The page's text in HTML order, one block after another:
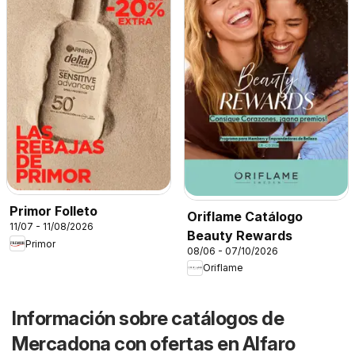
Primor Folleto
11/07 - 11/08/2026
Primor
Oriflame Catálogo
Beauty Rewards
08/06 - 07/10/2026
Oriflame
Información sobre catálogos de
Mercadona con ofertas en Alfaro